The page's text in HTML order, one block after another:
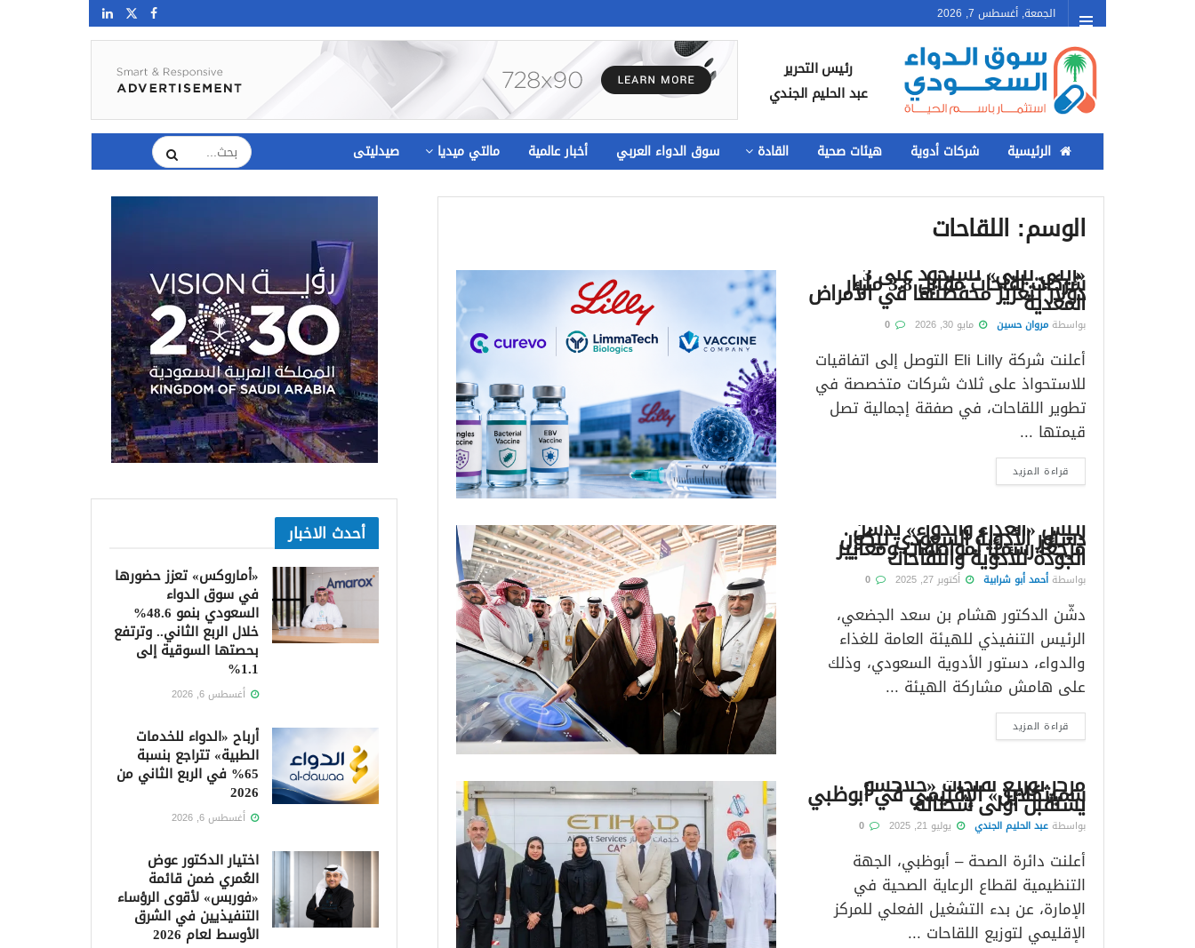
الجمعة, أغسطس 7, 2026
رئيس التحرير
عبد الحليم الجندي
الرئيسية شركات أدوية هيئات صحية القادة سوق الدواء العربي أخبار عالمية مالتي ميديا صيدليتى
الوسم: اللقاحات
«إيلي ليلي» تستحوذ على 3
شركات لقاحات مقابل 3.8 مليار
دولار لتعزيز محفظتها في الأمراض
المعدية
بواسطة مروان حسين مايو 30, 2026
أعلنت شركة Eli Lilly التوصل إلى اتفاقيات
للاستحواذ على ثلاث شركات متخصصة في
تطوير اللقاحات، في صفقة إجمالية تصل
قيمتها ...
قراءة المزيد
رئيس «الغذاء والدواء» يدشن
دستور الأدوية السعودي ليكون
مرجعًا رسميًا لمواصفات ومعايير
الجودة للأدوية واللقاحات
بواسطة أحمد أبو شرابية أكتوبر 27, 2025
دشّن الدكتور هشام بن سعد الجضعي،
الرئيس التنفيذي للهيئة العامة للغذاء
والدواء، دستور الأدوية السعودي، وذلك
على هامش مشاركة الهيئة ...
قراءة المزيد
مركز توزيع لقاحات «جلاكسو
سميثكلاين» الإقليمي في أبوظبي
يستقبل أولى شحناته
بواسطة عبد الحليم الجندي يوليو 21, 2025
أعلنت دائرة الصحة – أبوظبي، الجهة
التنظيمية لقطاع الرعاية الصحية في
الإمارة، عن بدء التشغيل الفعلي للمركز
الإقليمي لتوزيع اللقاحات ...
أحدث الاخبار
«أماروكس» تعزز حضورها
في سوق الدواء
السعودي بنمو 48.6%
خلال الربع الثاني.. وترتفع
بحصتها السوقية إلى
1.1%
أغسطس 6, 2026
أرباح «الدواء للخدمات
الطبية» تتراجع بنسبة
65% في الربع الثاني من
2026
أغسطس 6, 2026
اختيار الدكتور عوض
العُمري ضمن قائمة
«فوربس» لأقوى الرؤساء
التنفيذيين في الشرق
الأوسط لعام 2026